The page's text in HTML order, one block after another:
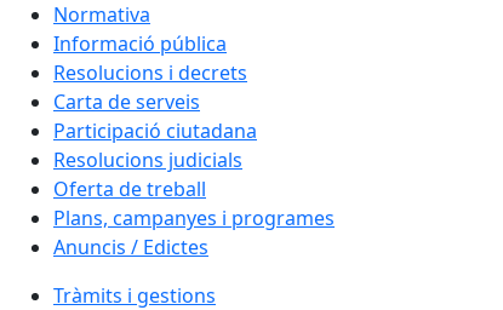
Normativa
Informació pública
Resolucions i decrets
Carta de serveis
Participació ciutadana
Resolucions judicials
Oferta de treball
Plans, campanyes i programes
Anuncis / Edictes
Tràmits i gestions